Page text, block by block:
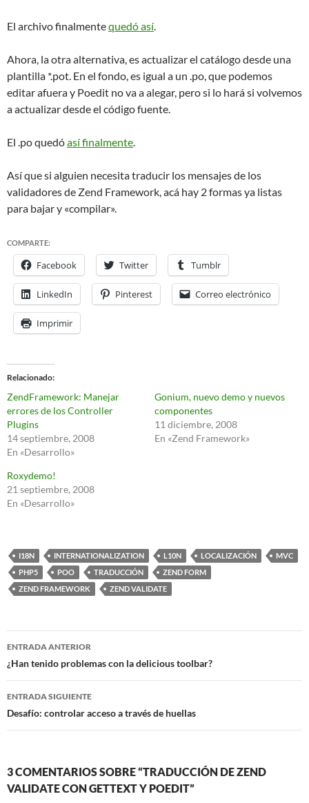
El archivo finalmentequedó así.
Ahora, la otra alternativa, es actualizar el catálogo desde una
plantilla *.pot. En el fondo, es igual a un .po, que podemos
editar afuera y Poedit no va a alegar, pero si lo hará si volvemos
a actualizar desde el código fuente.
El .po quedóasí finalmente.
Así que si alguien necesita traducir los mensajes de los
validadores de Zend Framework, acá hay 2 formas ya listas
para bajar y «compilar».
COMPARTE:
Facebook Twitter Tumblr
LinkedIn Pinterest Correo electrónico
Imprimir
Relacionado
ZendFramework: Manejar
errores de los Controller
Plugins
14 septiembre, 2008
En «Desarrollo»
Gonium, nuevo demo y nuevos
componentes
11 diciembre, 2008
En «Zend Framework»
Roxydemo!
21 septiembre, 2008
En «Desarrollo»
I18N INTERNATIONALIZATION L10N LOCALIZACIÓN
MVC
PHP5
POO TRADUCCIÓN
ZEND FORM
ZEND FRAMEWORK
ZEND VALIDATE
Navegación
de
entradas
ENTRADA ANTERIOR
¿Han tenido problemas con la delicious toolbar?
ENTRADA SIGUIENTE
Desafío: controlar acceso a través de huellas
3 COMENTARIOS SOBRE “TRADUCCIÓN DE ZEND
VALIDATE CON GETTEXT Y POEDIT”